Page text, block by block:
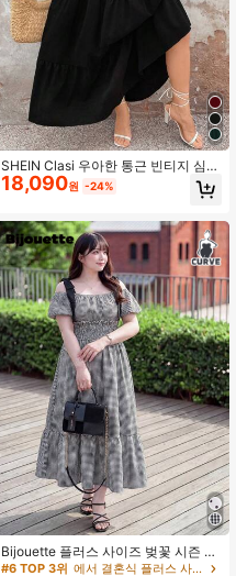
SHEIN Clasi 우아한 통근 빈티지 심플
캐주얼 다용도 여성 패션 인기 판매,
프릴 원단, 리본 장식, 신축성 허리, 플
드레스, 봄, 여름, 가을에 적합
18,090원 -24%
Bijouette 플러스 사이즈 벚꽃 시즌 종
료 한정판 블랙 앤 화이트 민소매 타이
#6 TOP 3위 에서 결혼식 플러스 사이즈 드레스